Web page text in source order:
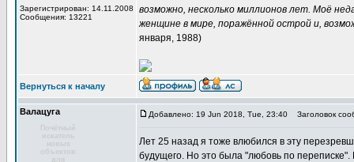
Зарегистрирован: 14.11.2008
Сообщения: 13221
возможно, несколько миллионов лет. Моё
женщине в мире, поражённой острой и,
января, 1988)
Вернуться к началу
Валацуга
Почётный
искатель
новых
объектов
для
Добавлено: 19 Jun 2018, Tue, 23:40 Заголовок
Лет 25 назад я тоже влюбился в эту
будущего. Но это была "любовь по